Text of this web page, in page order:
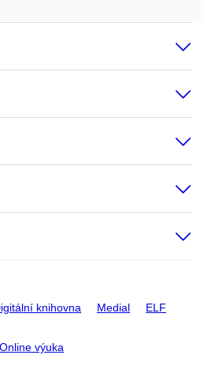
knihovna Medial ELF
Online výuka